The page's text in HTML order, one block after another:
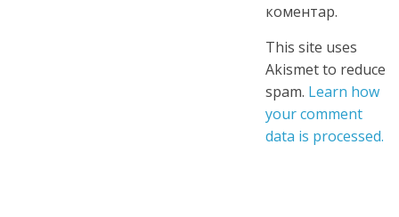
коментар.
This site uses
Akismet to reduce
spam. Learn how
your comment
data is processed.